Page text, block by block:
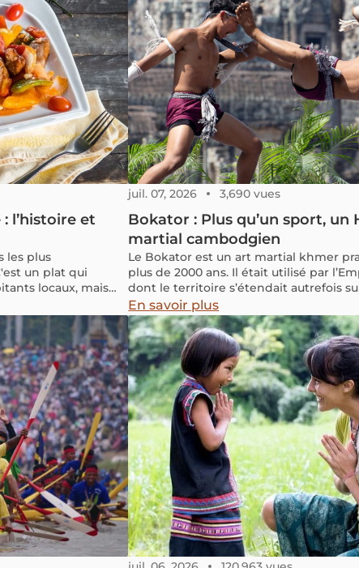
l’histoire et
les plus
un plat qui
locaux, mais
Dans cet article,
Lok Lak et sa
meilleurs endroits
séjour au
juil. 07, 2026 3,690 vues
Bokator : Plus qu’un sport, un
martial cambodgien
Le Bokator est un art martial khmer
plus de 2000 ans. Il était utilisé par
dont le territoire s’étendait autrefois
partie de l’actuelle Thaïlande, du Laos
Des reliefs sculptés et des fouilles
notamment à Angkor et dans
Cambodge, attestent de son
période néolithique.
En savoir plus